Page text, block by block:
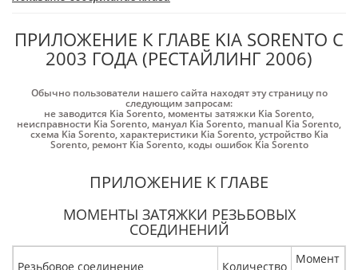
ПРИЛОЖЕНИЕ К ГЛАВЕ KIA SORENTO С
2003 ГОДА (РЕСТАЙЛИНГ 2006)
Обычно пользователи нашего сайта находят эту страницу по
следующим запросам:
не заводится Kia Sorento, моменты затяжки Kia Sorento,
неисправности Kia Sorento, мануал Kia Sorento, manual Kia Sorento,
схема Kia Sorento,характеристики Kia Sorento,устройство Kia
Sorento, ремонт Kia Sorento, коды ошибок Kia Sorento
ПРИЛОЖЕНИЕ К ГЛАВЕ
МОМЕНТЫ ЗАТЯЖКИ РЕЗЬБОВЫХ
СОЕДИНЕНИЙ
Резьбовое соединение Количество
Момент